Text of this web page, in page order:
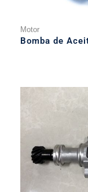
Motor
Bomba de